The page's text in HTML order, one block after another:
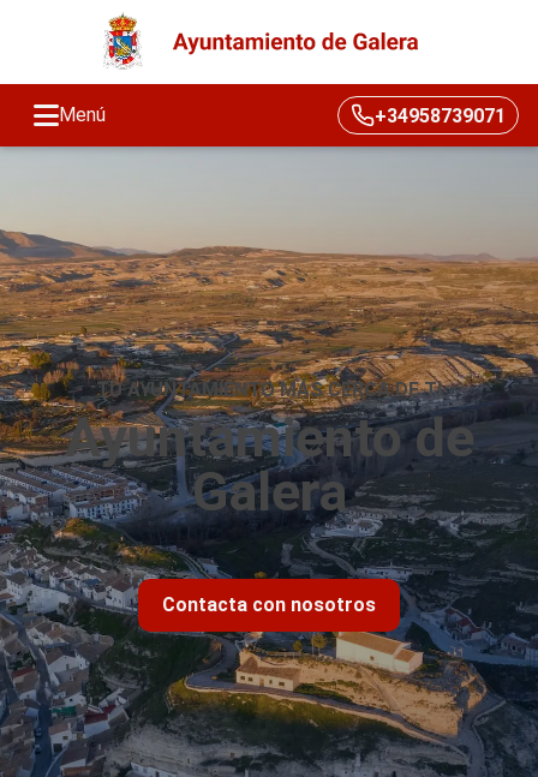
Menú +34958739071
TU AYUNTAMIENTO MÁS CERCA DE TI
Ayuntamiento de
Galera
Contacta con nosotros